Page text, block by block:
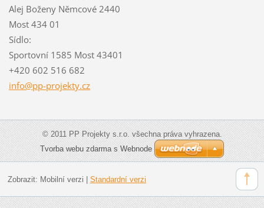
Alej Boženy Němcové 2440
Most 434 01
Sídlo:
Sportovní 1585 Most 43401
+420 602 516 682
info@pp-projekty.cz
© 2011 PP Projekty s.r.o. všechna práva vyhrazena.
Tvorba webu zdarma s Webnode
Zobrazit: Mobilní verzi Standardní verzi